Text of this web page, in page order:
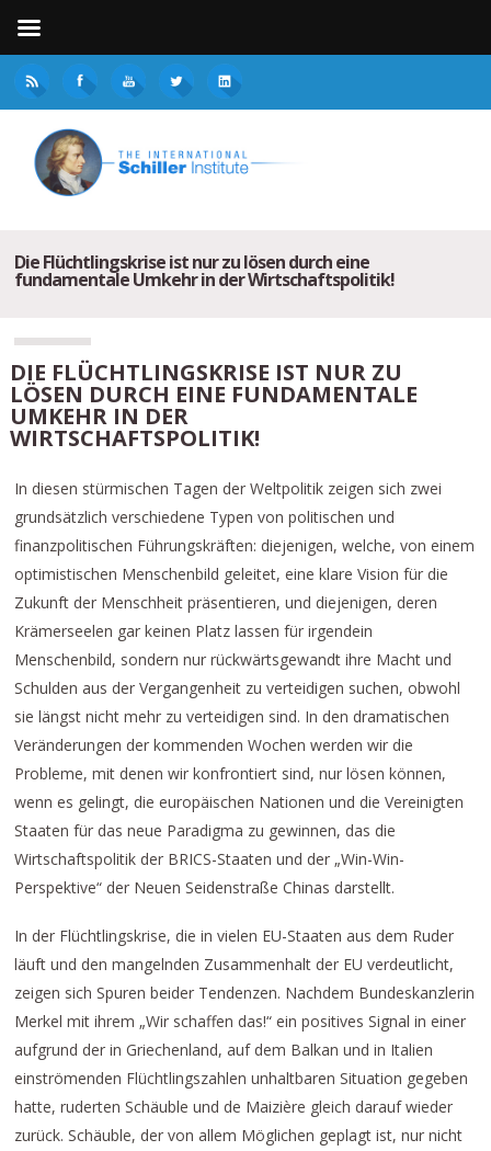
Die Flüchtlingskrise ist nur zu lösen durch eine
fundamentale Umkehr in der Wirtschaftspolitik!
DIE FLÜCHTLINGSKRISE IST NUR ZU
LÖSEN DURCH EINE FUNDAMENTALE
UMKEHR IN DER
WIRTSCHAFTSPOLITIK!
In diesen stürmischen Tagen der Weltpolitik zeigen sich zwei
grundsätzlich verschiedene Typen von politischen und
finanzpolitischen Führungskräften: diejenigen, welche, von einem
optimistischen Menschenbild geleitet, eine klare Vision für die
Zukunft der Menschheit präsentieren, und diejenigen, deren
Krämerseelen gar keinen Platz lassen für irgendein
Menschenbild, sondern nur rückwärtsgewandt ihre Macht und
Schulden aus der Vergangenheit zu verteidigen suchen, obwohl
sie längst nicht mehr zu verteidigen sind. In den dramatischen
Veränderungen der kommenden Wochen werden wir die
Probleme, mit denen wir konfrontiert sind, nur lösen können,
wenn es gelingt, die europäischen Nationen und die Vereinigten
Staaten für das neue Paradigma zu gewinnen, das die
Wirtschaftspolitik der BRICS-Staaten und der „Win-Win-
Perspektive“ der Neuen Seidenstraße Chinas darstellt.
In der Flüchtlingskrise, die in vielen EU-Staaten aus dem Ruder
läuft und den mangelnden Zusammenhalt der EU verdeutlicht,
zeigen sich Spuren beider Tendenzen. Nachdem Bundeskanzlerin
Merkel mit ihrem „Wir schaffen das!“ ein positives Signal in einer
aufgrund der in Griechenland, auf dem Balkan und in Italien
einströmenden Flüchtlingszahlen unhaltbaren Situation gegeben
hatte, ruderten Schäuble und de Maizière gleich darauf wieder
zurück. Schäuble, der von allem Möglichen geplagt ist, nur nicht